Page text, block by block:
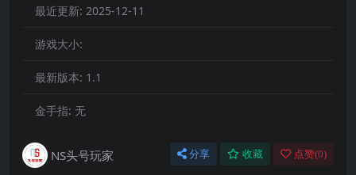
最近更新: 2025-12-11
游戏大小:
最新版本: 1.1
金手指: 无
NS头号玩家 分享 收藏 点赞(0)